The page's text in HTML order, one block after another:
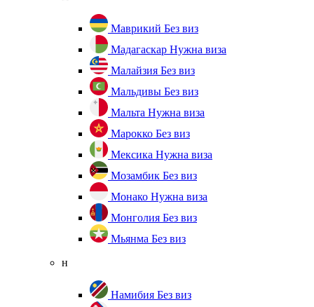
Маврикий Без виз
Мадагаскар Нужна виза
Малайзия Без виз
Мальдивы Без виз
Мальта Нужна виза
Марокко Без виз
Мексика Нужна виза
Мозамбик Без виз
Монако Нужна виза
Монголия Без виз
Мьянма Без виз
н
Намибия Без виз